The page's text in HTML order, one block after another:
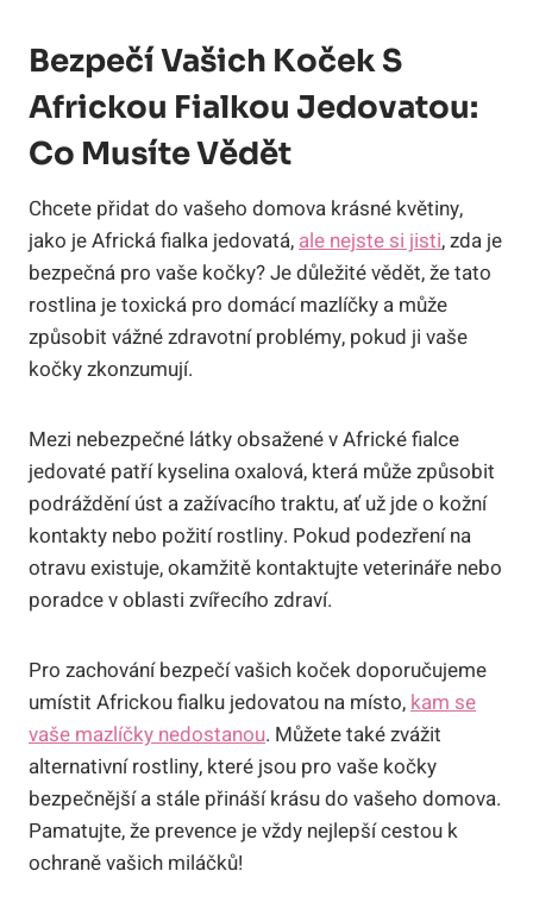
Bezpečí Vašich Koček S
Africkou Fialkou Jedovatou:
Co Musíte Vědět
Chcete přidat do vašeho domova krásné květiny,
jako je Africká fialka jedovatá, ale nejste si jisti, zda je
bezpečná pro vaše kočky? Je důležité vědět, že tato
rostlina je toxická pro domácí mazlíčky a může
způsobit vážné zdravotní problémy, pokud ji vaše
kočky zkonzumují.
Mezi nebezpečné látky obsažené v Africké fialce
jedovaté patří kyselina oxalová, která může způsobit
podráždění úst a zažívacího traktu, ať už jde o kožní
kontakty nebo požití rostliny. Pokud podezření na
otravu existuje, okamžitě kontaktujte veterináře nebo
poradce v oblasti zvířecího zdraví.
Pro zachování bezpečí vašich koček doporučujeme
umístit Africkou fialku jedovatou na místo, kam se
vaše mazlíčky nedostanou. Můžete také zvážit
alternativní rostliny, které jsou pro vaše kočky
bezpečnější a stále přináší krásu do vašeho domova.
Pamatujte, že prevence je vždy nejlepší cestou k
ochraně vašich miláčků!